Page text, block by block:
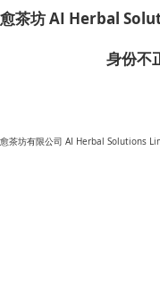
愈茶坊 AI Herbal
身份不
愈茶坊有限公司 AI Herbal Solutions